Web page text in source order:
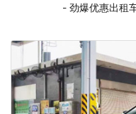
- 劲爆优惠出租